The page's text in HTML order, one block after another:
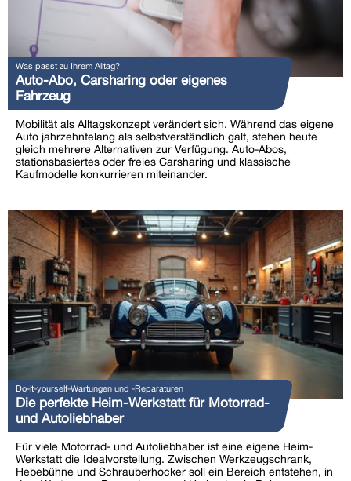
Was passt zu Ihrem Alltag?
Auto-Abo, Carsharing oder eigenes
Fahrzeug
Mobilität als Alltagskonzept verändert sich. Während das eigene
Auto jahrzehntelang als selbstverständlich galt, stehen heute
gleich mehrere Alternativen zur Verfügung. Auto-Abos,
stationsbasiertes oder freies Carsharing und klassische
Kaufmodelle konkurrieren miteinander.
Do-it-yourself-Wartungen und -Reparaturen
Die perfekte Heim-Werkstatt für Motorrad-
und Autoliebhaber
Für viele Motorrad- und Autoliebhaber ist eine eigene Heim-
Werkstatt die Idealvorstellung. Zwischen Werkzeugschrank,
Hebebühne und Schrauberhocker soll ein Bereich entstehen, in